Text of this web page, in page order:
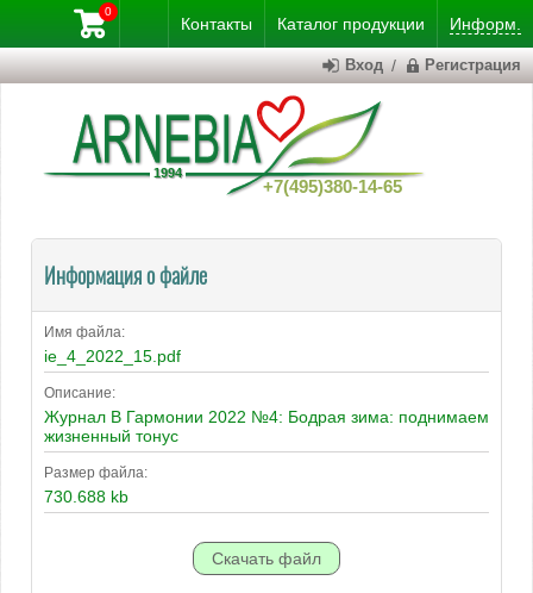
Контакты Каталог продукции Информ.
+7(495)380-14-65
0
Вход / Регистрация
Информация о файле
Имя файла:
ie_4_2022_15.pdf
Описание:
Журнал В Гармонии 2022 №4: Бодрая зима: поднимаем
жизненный тонус
Размер файла:
730.688 kb